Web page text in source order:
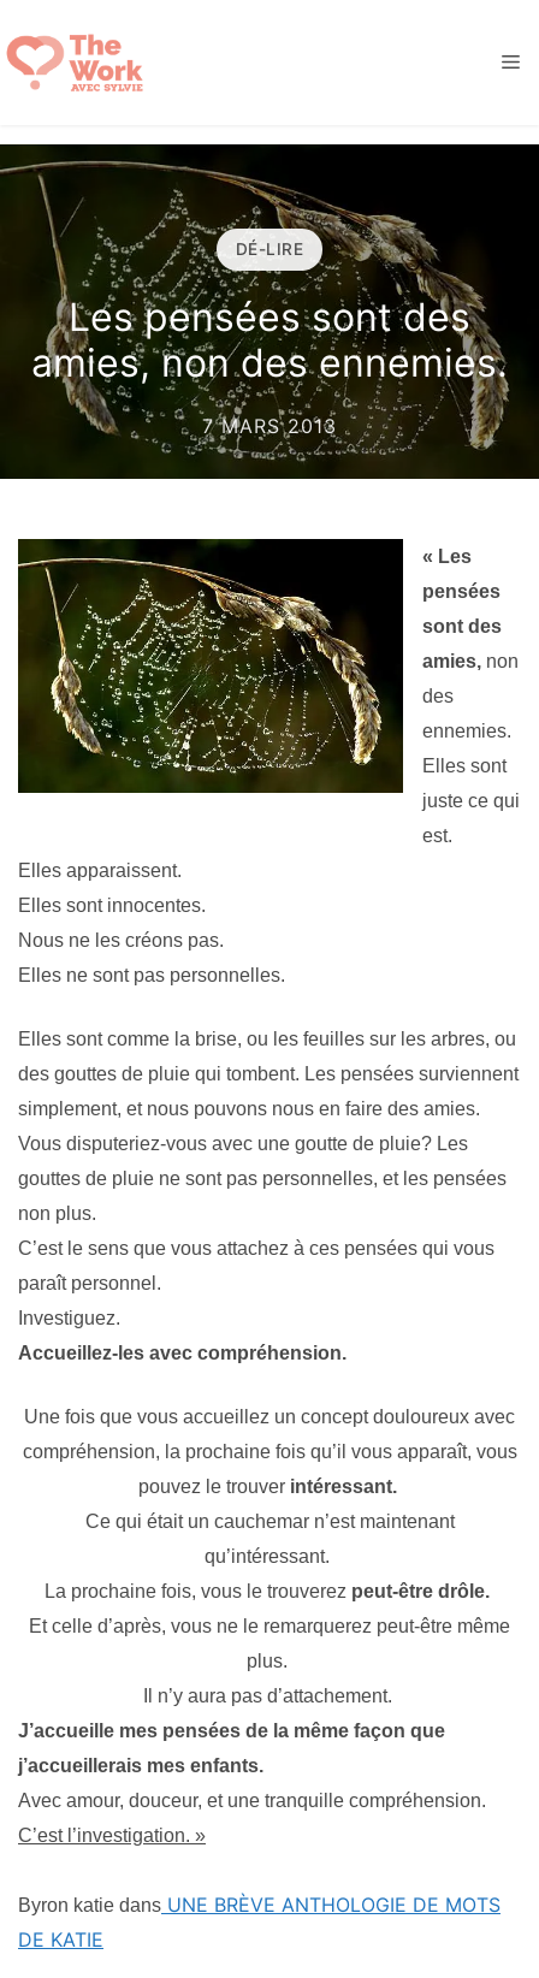
au
contenu
DÉ-LIRE
Les pensées sont des
amies, non des ennemies.
7 MARS 2013
« Les
pensées
sont des
amies, non
des
ennemies.
Elles sont
juste ce qui
est.
Elles apparaissent.
Elles sont innocentes.
Nous ne les créons pas.
Elles ne sont pas personnelles.
Elles sont comme la brise, ou les feuilles sur les arbres, ou
des gouttes de pluie qui tombent. Les pensées surviennent
simplement, et nous pouvons nous en faire des amies.
Vous disputeriez-vous avec une goutte de pluie? Les
gouttes de pluie ne sont pas personnelles, et les pensées
non plus.
C’est le sens que vous attachez à ces pensées qui vous
paraît personnel.
Investiguez.
Accueillez-les avec compréhension.
Une fois que vous accueillez un concept douloureux avec
compréhension, la prochaine fois qu’il vous apparaît, vous
pouvez le trouver intéressant.
Ce qui était un cauchemar n’est maintenant
qu’intéressant.
La prochaine fois, vous le trouverez peut-être drôle.
Et celle d’après, vous ne le remarquerez peut-être même
plus.
Il n’y aura pas d’attachement.
J’accueille mes pensées de la même façon que
j’accueillerais mes enfants.
Avec amour, douceur, et une tranquille compréhension.
C’est l’investigation. »
Byron katie dans UNE BRÈVE ANTHOLOGIE DE MOTS
DE KATIE